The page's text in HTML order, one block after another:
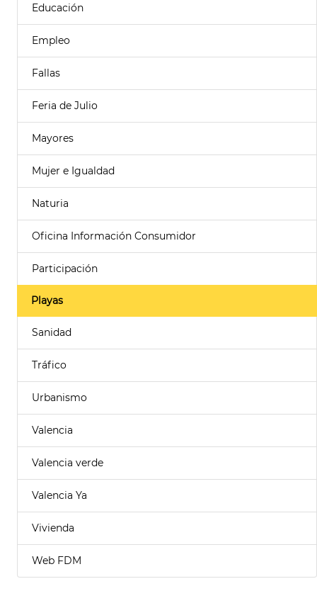
Educación
Empleo
Fallas
Feria de Julio
Mayores
Mujer e Igualdad
Naturia
Oficina Información Consumidor
Participación
Playas
Sanidad
Tráfico
Urbanismo
Valencia
Valencia verde
Valencia Ya
Vivienda
Web FDM